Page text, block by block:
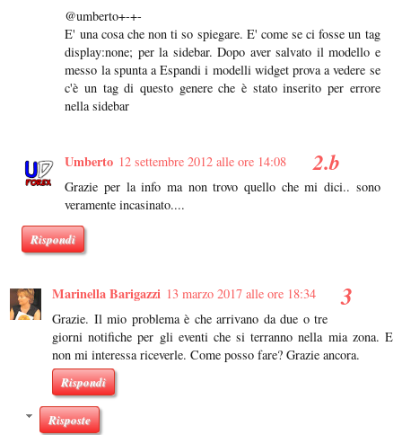
@umberto+-+-
E' una cosa che non ti so spiegare. E' come se ci fosse un tag
display:none; per la sidebar. Dopo aver salvato il modello e
messo la spunta a Espandi i modelli widget prova a vedere se
c'è un tag di questo genere che è stato inserito per errore
nella sidebar
Umberto 12 settembre 2012 alle ore 14:08
Grazie per la info ma non trovo quello che mi dici.. sono
veramente incasinato....
Rispondi
Marinella Barigazzi 13 marzo 2017 alle ore 18:34
Grazie. Il mio problema è che arrivano da due o tre
giorni notifiche per gli eventi che si terranno nella mia zona. E
non mi interessa riceverle. Come posso fare? Grazie ancora.
Rispondi
Risposte